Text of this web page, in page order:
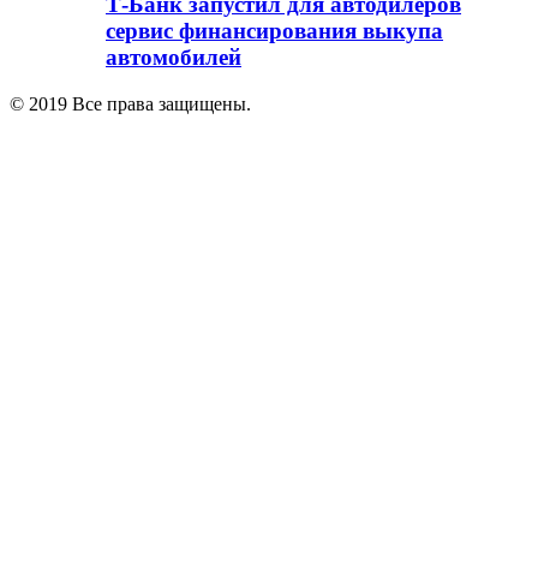
сервис финансирования выкупа
автомобилей
© 2019 Все права защищены.